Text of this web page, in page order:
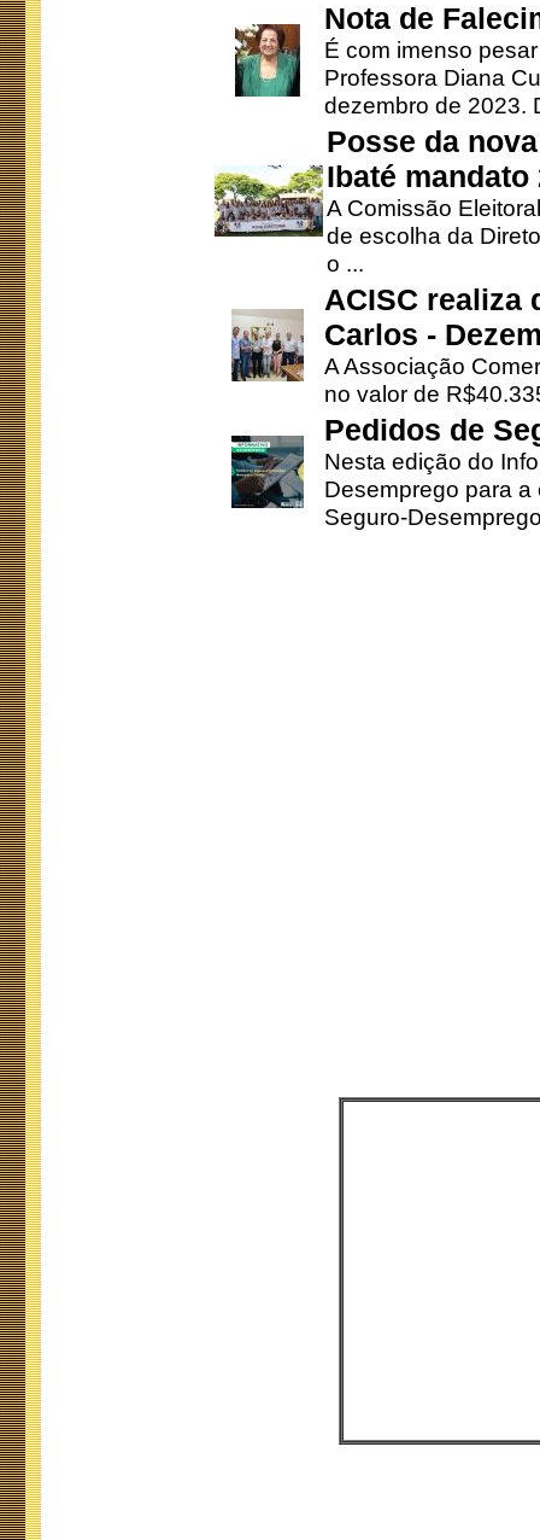
Nota de
É com imenso
Professora Diana
dezembro de 2023.
Posse da
Ibaté mandato
A Comissão
de escolha da
o ...
ACISC realiza
Carlos -
A Associação
no valor de
Pedidos de
Nesta edição do
Desemprego para
Seguro-